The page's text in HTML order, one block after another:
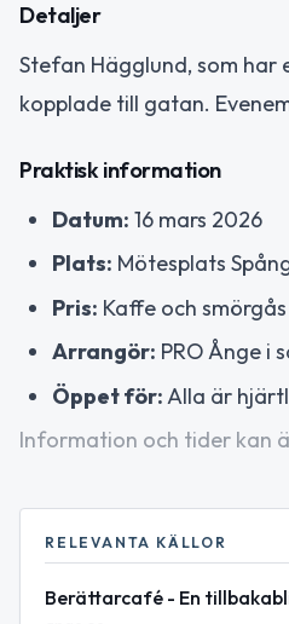
Detaljer
Stefan Hägglund, som
kopplade till gatan.
Praktisk information
Datum: 16 mars 2026
Plats: Mötesplats
Pris: Kaffe och
Arrangör: PRO Ånge i
Öppet för: Alla är
Information och tider kan
RELEVANTA KÄLLOR
Berättarcafé - En